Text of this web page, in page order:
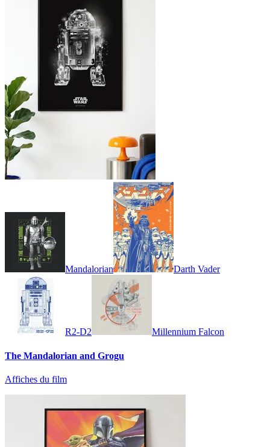
Mandalorian Darth Vader
R2-D2 Millennium Falcon
The Mandalorian and Grogu
Affiches du film